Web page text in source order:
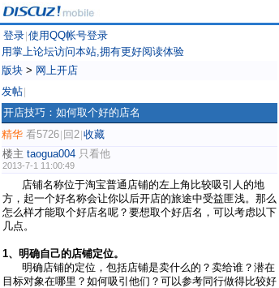
登录 使用QQ帐号登录
用掌上论坛访问本站,拥有更好阅读体验
版块 > 网上开店
发帖
开店技巧：如何取个好的店名
精华 看5726 回2 收藏
楼主 taogua004 只看他
2013-7-1 11:00:49
店铺名称位于淘宝普通店铺的左上角比较吸引人的地
方，起一个好名称会让你以后开店的旅途中受益匪浅。那么
怎么样才能取个好店名呢？要想取个好店名，可以考虑以下
几点。
1、明确自己的店铺定位。
明确店铺的定位，包括店铺是卖什么的？卖给谁？潜在
目标对象在哪里？如何吸引他们？可以参考同行做得比较好